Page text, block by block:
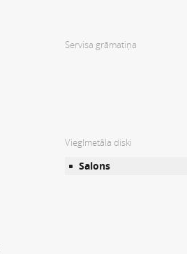
Servisa grāmatiņa
Vieglmetāla diski
Salons